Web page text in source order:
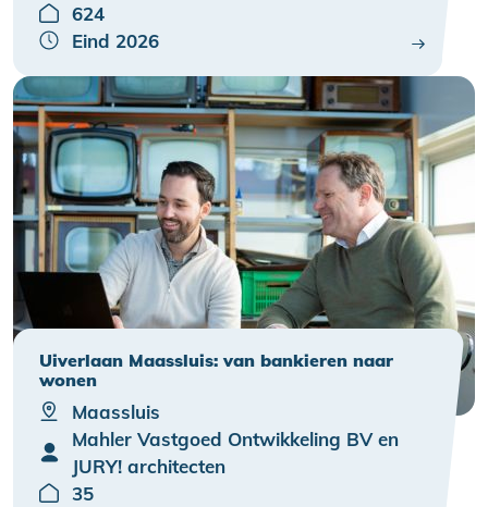
624
Eind 2026
Uiverlaan Maassluis: van bankieren naar
wonen
Maassluis
Mahler Vastgoed Ontwikkeling BV en
JURY! architecten
35